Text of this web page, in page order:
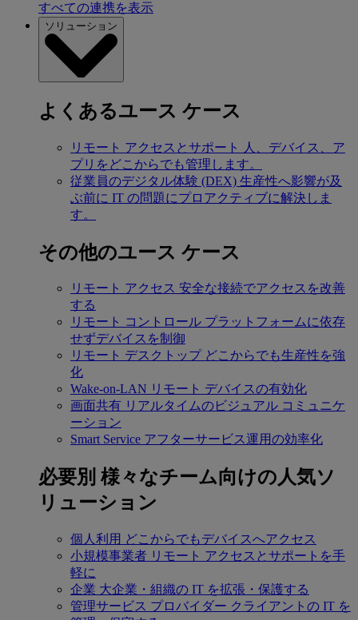
すべての連携を表示
ソリューション
よくあるユース ケース
リモート アクセスとサポート
人、デバイス、ア
プリをどこからでも管理します。
従業員のデジタル体験 (DEX) 生産性へ影響が及
ぶ前に IT の問題にプロアクティブに解決しま
す。
その他のユース ケース
リモート アクセス 安全な接続でアクセスを改善
する
リモート コントロール プラットフォームに依存
せずデバイスを制御
リモート デスクトップ どこからでも生産性を強
化
Wake-on-LAN リモート デバイスの有効化
画面共有 リアルタイムのビジュアル コミュニケ
ーション
Smart Service アフターサービス運用の効率化
必要別 様々なチーム向けの人気ソ
リューション
個人利用 どこからでもデバイスへアクセス
小規模事業者 リモート アクセスとサポートを手
軽に
企業 大企業・組織の IT を拡張・保護する
管理サービス プロバイダー クライアントの IT を